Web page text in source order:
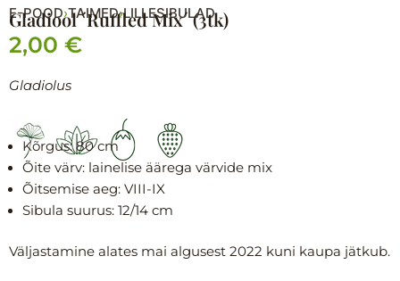
E-POOD›TAIMED›LILLESIBULAD
Gladiool ´Ruffled Mix´ (3tk)
2,00 €
Gladiolus
Kõrgus: 80 cm
Õite värv: lainelise äärega värvide mix
Õitsemise aeg: VIII-IX
Sibula suurus: 12/14 cm
Väljastamine alates mai algusest 2022 kuni kaupa jätkub.